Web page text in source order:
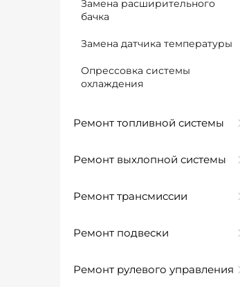
Замена расширительного
бачка
Замена датчика температуры
Опрессовка системы
охлаждения
Ремонт топливной системы
Ремонт выхлопной системы
Ремонт трансмиссии
Ремонт подвески
Ремонт рулевого управления